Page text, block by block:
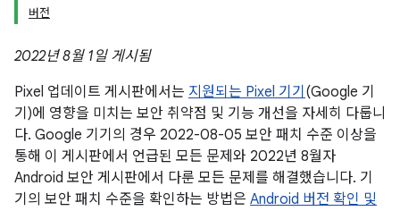
버전
2022년 8월 1일 게시됨
Pixel 업데이트 게시판에서는 지원되는 Pixel 기기 (Google 기
기)에 영향을 미치는 보안 취약점 및 기능 개선을 자세히 다룹니
다. Google 기기의 경우 2022-08-05 보안 패치 수준 이상을
통해 이 게시판에서 언급된 모든 문제와 2022년 8월자
Android 보안 게시판에서 다룬 모든 문제를 해결했습니다. 기
기의 보안 패치 수준을 확인하는 방법은 Android 버전 확인 및